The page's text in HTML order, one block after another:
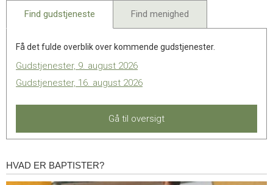
Find gudstjeneste Find menighed
Få det fulde overblik over kommende gudstjenester.
Gudstjenester, 9. august 2026
Gudstjenester, 16. august 2026
Gå til oversigt
Hvad
er
HVAD ER BAPTISTER?